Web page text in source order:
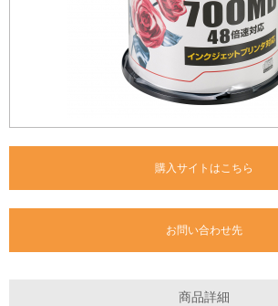
購入サイトはこちら
お問い合わせ先
商品詳細